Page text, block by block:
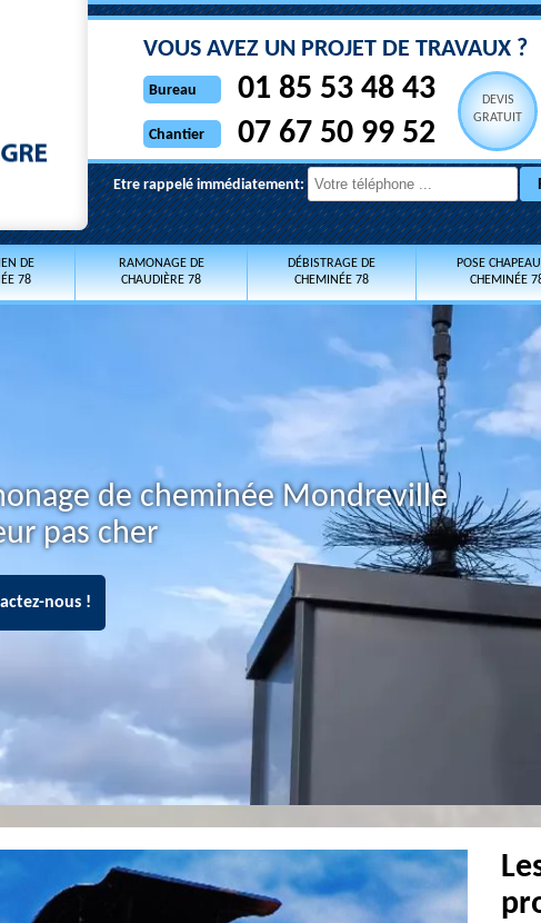
VOUS AVEZ UN PROJET DE TRAVAUX ?
Bureau 01 85 53 48 43
Chantier 07 67 50 99 52
DEVIS
GRATUIT
Etre rappelé immédiatement:
DE
78
RAMONAGE DE
CHAUDIÈRE 78
DÉBISTRAGE DE
CHEMINÉE 78
POSE
CHEMINÉE
de cheminée Mondreville
pas cher
nous !